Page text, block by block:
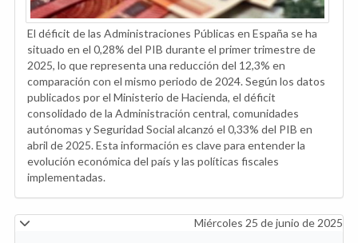
El déficit de las Administraciones Públicas en España se ha
situado en el 0,28% del PIB durante el primer trimestre de
2025, lo que representa una reducción del 12,3% en
comparación con el mismo periodo de 2024. Según los datos
publicados por el Ministerio de Hacienda, el déficit
consolidado de la Administración central, comunidades
autónomas y Seguridad Social alcanzó el 0,33% del PIB en
abril de 2025. Esta información es clave para entender la
evolución económica del país y las políticas fiscales
implementadas.
Miércoles 25 de junio de 2025